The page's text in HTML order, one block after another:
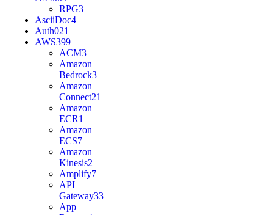
RPG3
AsciiDoc4
Auth021
AWS399
ACM3
Amazon
Bedrock3
Amazon
Connect21
Amazon
ECR1
Amazon
ECS7
Amazon
Kinesis2
Amplify7
API
Gateway33
App